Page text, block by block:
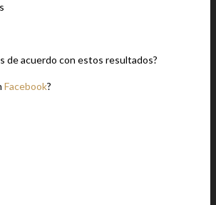
de acuerdo con estos resultados?
Facebook?